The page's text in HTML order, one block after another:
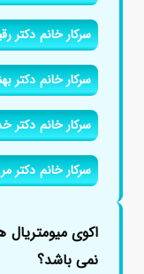
سرکار خانم دکتر
سرکار خانم دکتر
سرکار خانم دکتر
سرکار خانم دکتر
اکوی
نمی باشد؟